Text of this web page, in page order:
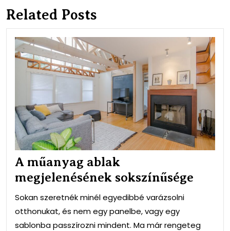
Related Posts
A
A műanyag ablak
megjelenésének sokszínűsége
Sokan szeretnék minél egyedibbé varázsolni
otthonukat, és nem egy panelbe, vagy egy
sablonba passzírozni mindent. Ma már rengeteg